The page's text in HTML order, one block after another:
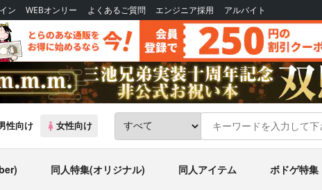
ン WEBオンリー よくあるご質問 エンジニア採用 アルバイト
性向け 女性向け
同人特集(オリジナル) 同人アイテム ボドゲ特集